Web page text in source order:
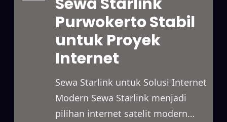
Purwokerto Stabil
untuk Proyek
Internet
Sewa Starlink untuk Solusi Internet
Modern Sewa Starlink menjadi
pilihan internet satelit modern